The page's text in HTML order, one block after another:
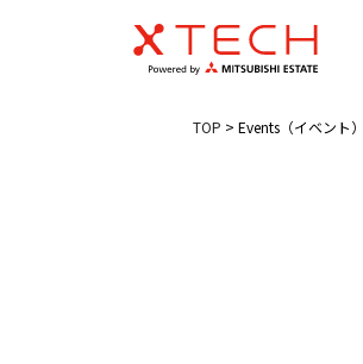
TOP > Events（イベント）